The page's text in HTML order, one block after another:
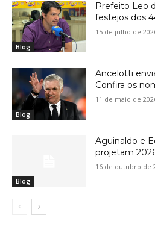
Blog
Prefeito Leo
festejos dos
15 de julho de
Blog
Ancelotti
Confira os
11 de maio de
Blog
Aguinaldo e
projetam
16 de outubro de